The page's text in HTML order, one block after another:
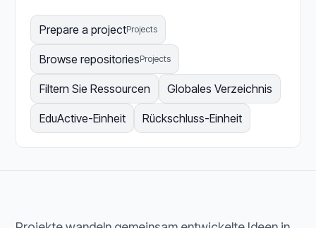
Prepare a projectProjects
Browse repositoriesProjects
Filtern Sie Ressourcen Globales Verzeichnis
EduActive-Einheit Rückschluss-Einheit